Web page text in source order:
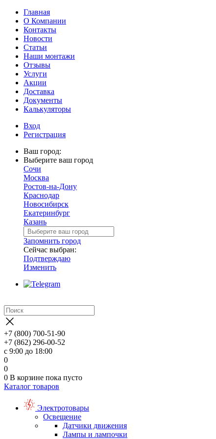
Главная
О Компании
Контакты
Новости
Статьи
Наши монтажи
Отзывы
Услуги
Акции
Доставка
Документы
Калькуляторы
Вход
Регистрация
Ваш город:
Выберите ваш город
Сочи
Москва
Ростов-на-Дону
Краснодар
Новосибирск
Екатеринбург
Казань
Запомнить город
Сейчас выбран:
Подтверждаю
Изменить
+7 (800) 700-51-90
+7 (862) 296-00-52
с 9:00 до 18:00
0
0
0 В корзине пока пусто
Каталог товаров
Электротовары
Освещение
Датчики движения
Лампы и лампочки